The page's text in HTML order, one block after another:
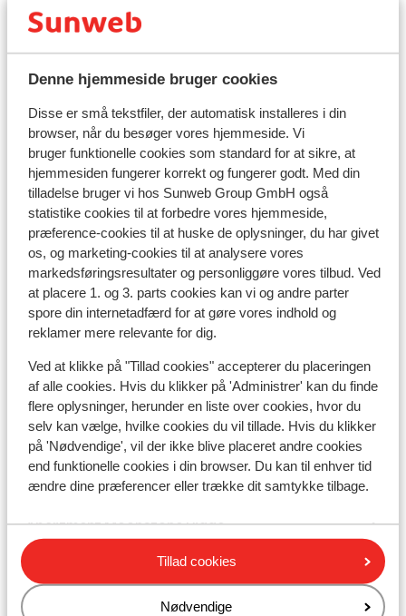
Denne hjemmeside bruger cookies
Disse er små tekstfiler, der automatisk installeres i din
browser, når du besøger vores hjemmeside. Vi
bruger funktionelle cookies som standard for at sikre, at
hjemmesiden fungerer korrekt og fungerer godt. Med din
tilladelse bruger vi hos Sunweb Group GmbH også
statistike cookies til at forbedre vores hjemmeside,
præference-cookies til at huske de oplysninger, du har givet
os, og marketing-cookies til at analysere vores
markedsføringsresultater og personliggøre vores tilbud. Ved
at placere 1. og 3. parts cookies kan vi og andre parter
spore din internetadfærd for at gøre vores indhold og
reklamer mere relevante for dig.
Ved at klikke på "Tillad cookies" accepterer du placeringen
af alle cookies. Hvis du klikker på 'Administrer' kan du finde
flere oplysninger, herunder en liste over cookies, hvor du
selv kan vælge, hvilke cookies du vil tillade. Hvis du klikker
på 'Nødvendige', vil der ikke blive placeret andre cookies
end funktionelle cookies i din browser. Du kan til enhver tid
ændre dine præferencer eller trække dit samtykke tilbage.
Tillad cookies
Nødvendige
Skileje
Andre overnatningssteder i Livigno
Montivas Lodge
Hotel Lac Salin Spa & Mountain Resort
Hotel Margherita
Alexander Charme Hotel
Hotel Amerikan
Hotel Baita Cecilia
Hotel Intermonti
Apartmens La Fonte
Apartment Moonstone Ridge
Apartment Mountain Bliss